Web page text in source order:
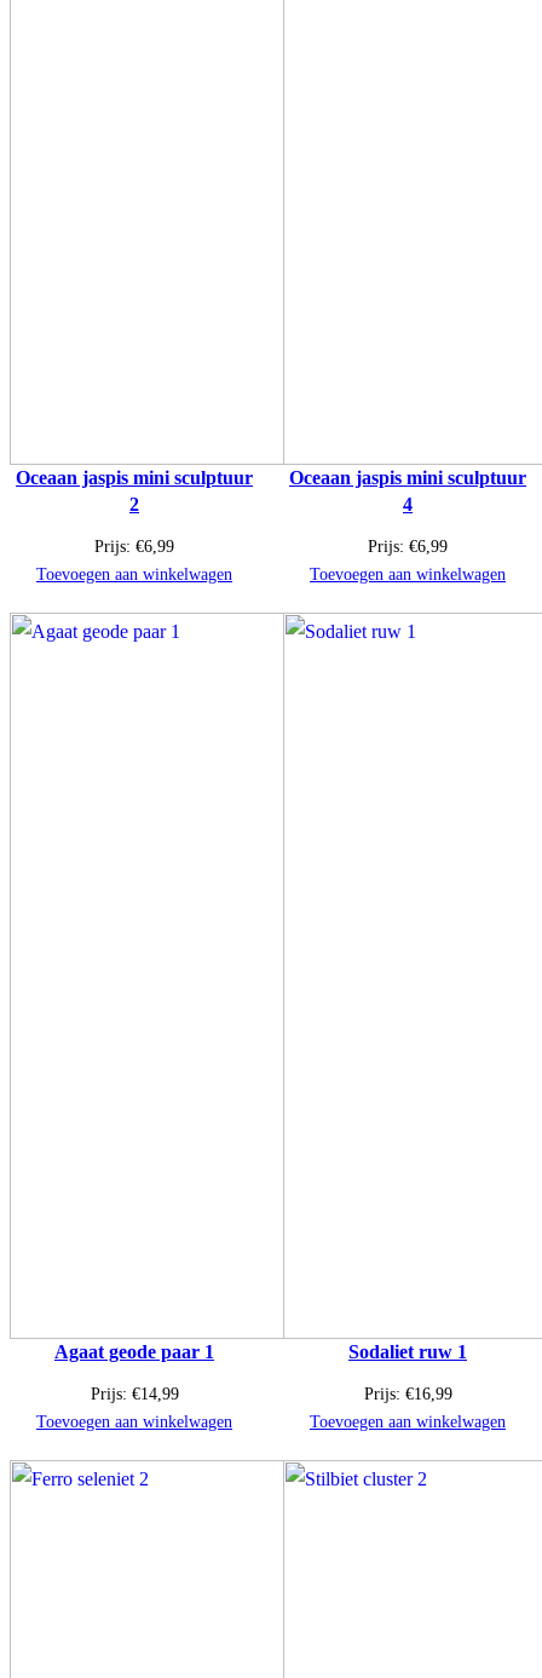
Oceaan jaspis mini sculptuur
2
Prijs: €6,99
Toevoegen aan winkelwagen
Oceaan jaspis mini sculptuur
4
Prijs: €6,99
Toevoegen aan winkelwagen
Agaat geode paar 1
Prijs: €14,99
Toevoegen aan winkelwagen
Sodaliet ruw 1
Prijs: €16,99
Toevoegen aan winkelwagen